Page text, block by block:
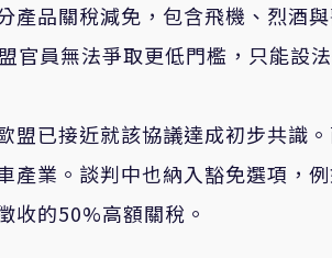
產品關稅減免，包含飛機、烈酒
官員無法爭取更低門檻，只能設
盟已接近就該協議達成初步共識
產業。談判中也納入豁免選項，
收的50%高額關稅。